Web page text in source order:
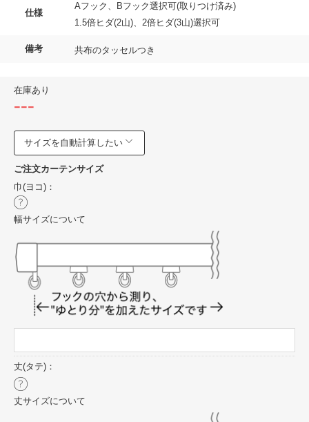
仕様
Aフック、Bフック選択可(取りつけ済み)
1.5倍ヒダ(2山)、2倍ヒダ(3山)選択可
備考 共布のタッセルつき
在庫あり
---
サイズを自動計算したい
ご注文カーテンサイズ
巾(ヨコ)：
幅サイズについて
丈(タテ)：
丈サイズについて